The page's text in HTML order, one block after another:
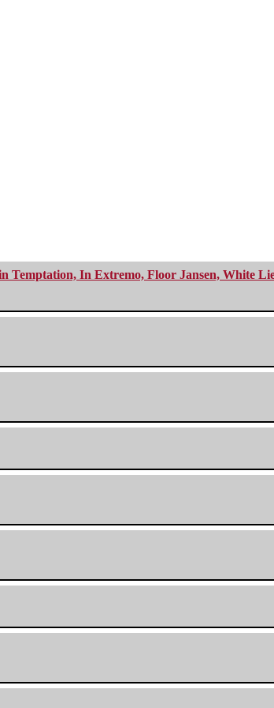
Temptation, In Extremo, Floor Jansen, White